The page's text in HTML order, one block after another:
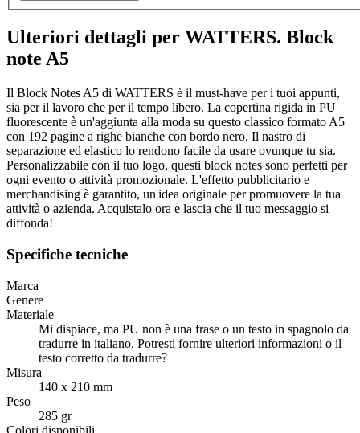
Ulteriori dettagli per WATTERS. Block
note A5
Il Block Notes A5 di WATTERS è il must-have per i tuoi appunti,
sia per il lavoro che per il tempo libero. La copertina rigida in PU
fluorescente è un'aggiunta alla moda su questo classico formato A5
con 192 pagine a righe bianche con bordo nero. Il nastro di
separazione ed elastico lo rendono facile da usare ovunque tu sia.
Personalizzabile con il tuo logo, questi block notes sono perfetti per
ogni evento o attività promozionale. L'effetto pubblicitario e
merchandising è garantito, un'idea originale per promuovere la tua
attività o azienda. Acquistalo ora e lascia che il tuo messaggio si
diffonda!
Specifiche tecniche
Marca
Genere
Materiale
Mi dispiace, ma PU non è una frase o un testo in spagnolo da
tradurre in italiano. Potresti fornire ulteriori informazioni o il
testo corretto da tradurre?
Misura
140 x 210 mm
Peso
285 gr
Colori disponibili